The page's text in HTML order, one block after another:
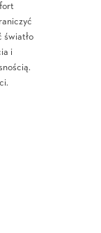
światło
i